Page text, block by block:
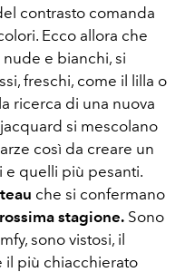
contrasto comanda
Ecco allora che
e bianchi, si
freschi, come il lilla o
ricerca di una nuova
si mescolano
così da creare un
quelli più pesanti.
che si confermano
stagione. Sono
sono vistosi, il
il più chiacchierato